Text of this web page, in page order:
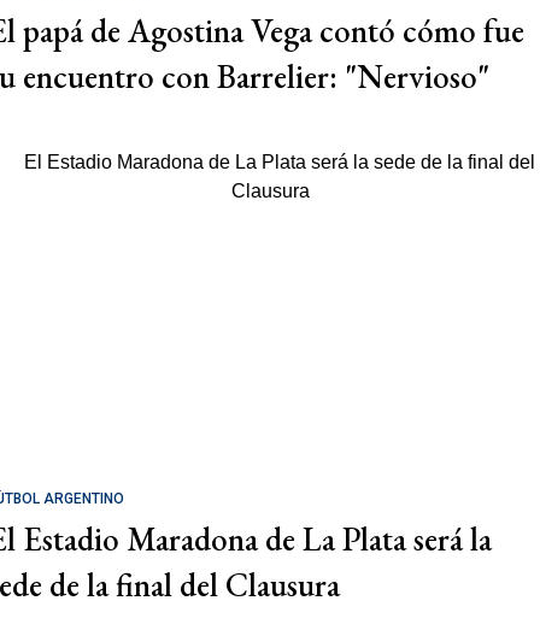
papá de Agostina Vega contó cómo fue
encuentro con Barrelier: "Nervioso"
ARGENTINO
Estadio Maradona de La Plata será la
de la final del Clausura